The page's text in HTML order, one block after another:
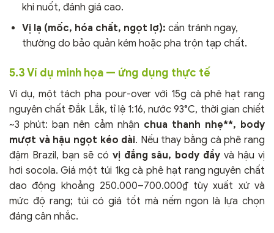
khi nuốt, đánh giá cao.
Vị lạ (mốc, hóa chất, ngọt lợ): cần tránh ngay,
thường do bảo quản kém hoặc pha trộn tạp chất.
5.3 Ví dụ minh họa — ứng dụng thực tế
Ví dụ, một tách pha pour-over với 15g cà phê hạt rang
nguyên chất Đắk Lắk, tỉ lệ 1:16, nước 93°C, thời gian chiết
~3 phút: bạn nên cảm nhận chua thanh nhẹ**, body
mượt và hậu ngọt kéo dài. Nếu thay bằng cà phê rang
đậm Brazil, bạn sẽ có vị đắng sâu, body đầy và hậu vị
hơi socola. Giá một túi 1kg cà phê hạt rang nguyên chất
dao động khoảng 250.000–700.000₫ tùy xuất xứ và
mức độ rang; túi có giá tốt mà nếm ngon là lựa chọn
đáng cân nhắc.